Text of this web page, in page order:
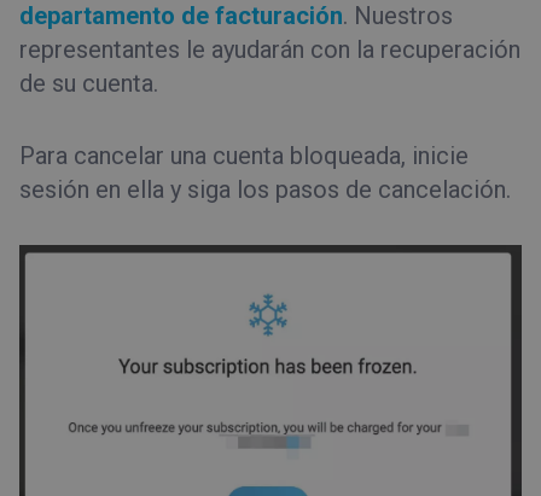
departamento de facturación. Nuestros
representantes le ayudarán con la recuperación
de su cuenta.
Para cancelar una cuenta bloqueada, inicie
sesión en ella y siga los pasos de cancelación.